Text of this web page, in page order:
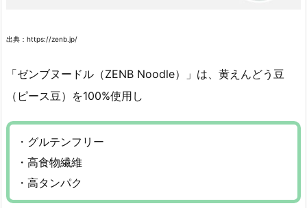
出典：https://zenb.jp/
「ゼンブヌードル（ZENB Noodle）」は、黄えんどう豆
（ピース豆）を100%使用し
・グルテンフリー
・高食物繊維
・高タンパク